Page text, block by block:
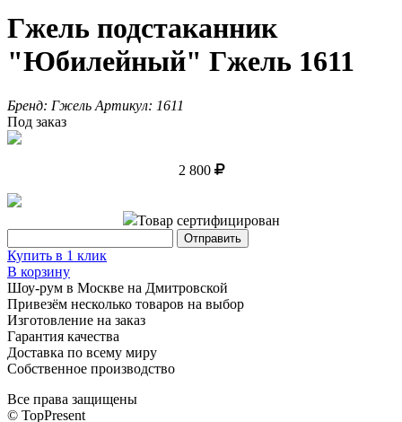
Гжель подстаканник
"Юбилейный" Гжель 1611
Бренд: Гжель Артикул: 1611
Под заказ
2 800
Товар сертифицирован
Купить в 1 клик
В корзину
Шоу-рум в Москве на Дмитровской
Привезём несколько товаров на выбор
Изготовление на заказ
Гарантия качества
Доставка по всему миру
Собственное производство
Все права защищены
© TopPresent